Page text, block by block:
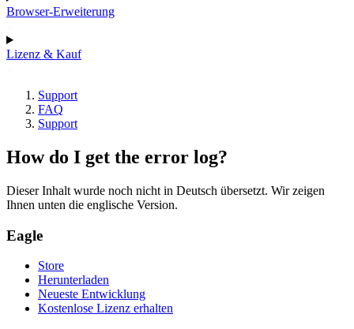
Browser-Erweiterung
Lizenz & Kauf
Support
FAQ
Support
How do I get the error log?
Dieser Inhalt wurde noch nicht in Deutsch übersetzt. Wir zeigen
Ihnen unten die englische Version.
Eagle
Store
Herunterladen
Neueste Entwicklung
Kostenlose Lizenz erhalten